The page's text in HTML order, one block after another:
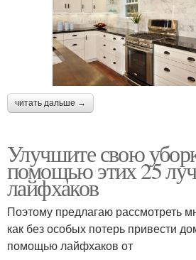
читать дальше →
Улучшите свою
помощью этих 25
лайфхаков
Поэтому предлагаю рассмотреть
как без особых потерь привести
помощью лайфхаков от